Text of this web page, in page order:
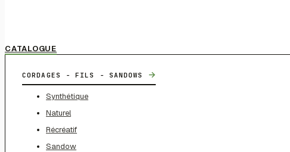
CATALOGUE
CORDAGES - FILS - SANDOWS →
Synthétique
Naturel
Récréatif
Sandow